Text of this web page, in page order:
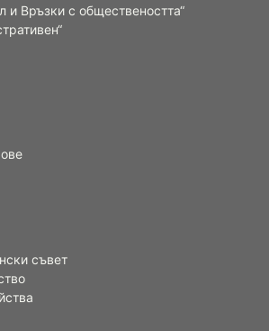
и Връзки с обществеността“
съвет